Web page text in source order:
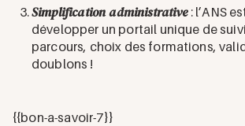
Simplification administrative: l’ANS
développer un portail unique de
parcours, choix des formations,
doublons !
{{bon-a-savoir-7}}